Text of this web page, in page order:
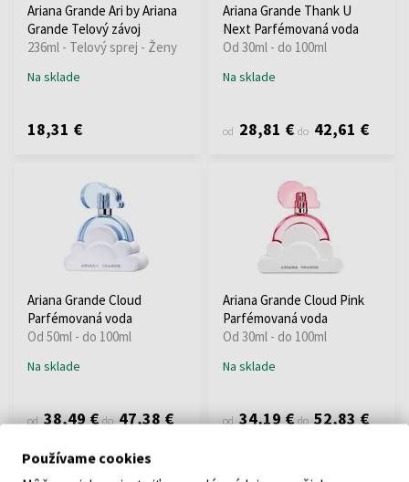
Ariana Grande Ari by Ariana
Grande Telový závoj
236ml - Telový sprej - Ženy
Na sklade
18,31 €
Ariana Grande Thank U
Next Parfémovaná voda
Od 30ml - do 100ml
Na sklade
od 28,81 € do 42,61 €
Ariana Grande Cloud
Parfémovaná voda
Od 50ml - do 100ml
Na sklade
od38,49 €do47,38 €
Ariana Grande Cloud Pink
Parfémovaná voda
Od 30ml - do 100ml
Na sklade
od34,19 €do52,83 €
Používame cookies